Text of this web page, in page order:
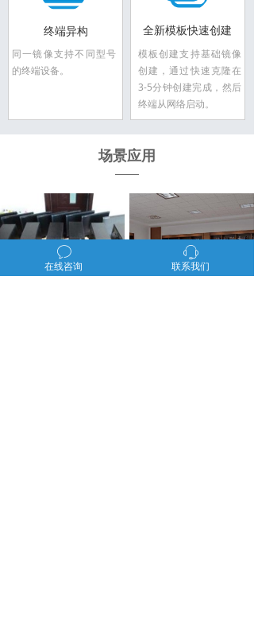
同一镜像支持不同型号
的终端设备。
终端异构
场景应用
模板创建支持基础镜像
创建，通过快速克隆在
3-5分钟创建完成，然后
终端从网络启动。
全新模板快速创建
ꂖ
在线咨询
ꁱ
联系我们